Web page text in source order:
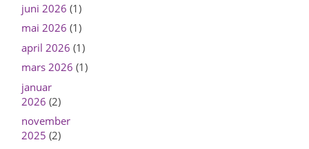
juni 2026 (1)
mai 2026 (1)
april 2026 (1)
mars 2026 (1)
januar
2026 (2)
november
2025 (2)